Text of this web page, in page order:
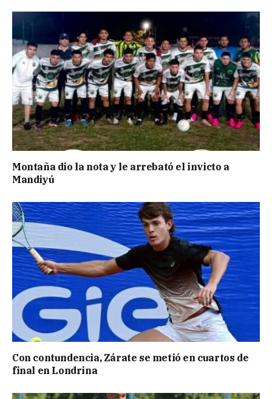
Montaña dio la nota y le arrebató el invicto a
Mandiyú
Con contundencia, Zárate se metió en cuartos de
final en Londrina